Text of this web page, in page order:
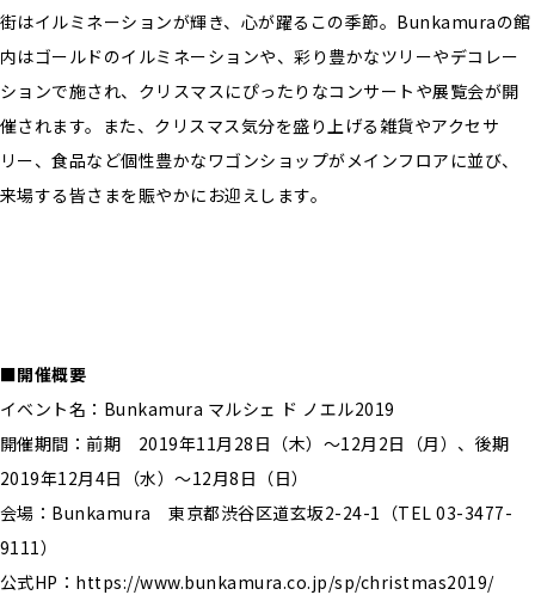
街はイルミネーションが輝き、心が躍るこの季節。Bunkamuraの館
内はゴールドのイルミネーションや、彩り豊かなツリーやデコレー
ションで施され、クリスマスにぴったりなコンサートや展覧会が開
催されます。また、クリスマス気分を盛り上げる雑貨やアクセサ
リー、食品など個性豊かなワゴンショップがメインフロアに並び、
来場する皆さまを賑やかにお迎えします。
■開催概要
イベント名：Bunkamura マルシェ ド ノエル2019
開催期間：前期 2019年11月28日（木）～12月2日（月）、後期
2019年12月4日（水）～12月8日（日）
会場：Bunkamura 東京都渋谷区道玄坂2-24-1（TEL 03-3477-
9111）
公式HP：https://www.bunkamura.co.jp/sp/christmas2019/